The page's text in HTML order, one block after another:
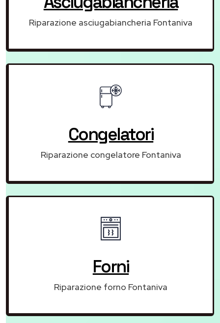
Riparazione asciugabiancheria Fontaniva
Congelatori
Riparazione congelatore Fontaniva
Forni
Riparazione forno Fontaniva